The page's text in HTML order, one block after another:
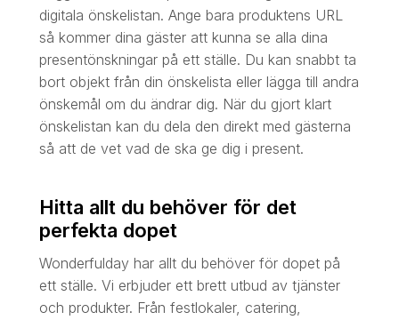
digitala önskelistan. Ange bara produktens URL
så kommer dina gäster att kunna se alla dina
presentönskningar på ett ställe. Du kan snabbt ta
bort objekt från din önskelista eller lägga till andra
önskemål om du ändrar dig. När du gjort klart
önskelistan kan du dela den direkt med gästerna
så att de vet vad de ska ge dig i present.
Hitta allt du behöver för det
perfekta dopet
Wonderfulday har allt du behöver för dopet på
ett ställe. Vi erbjuder ett brett utbud av tjänster
och produkter. Från festlokaler, catering,